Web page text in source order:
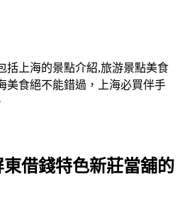
括上海的景點介紹,旅游景點美食
美食絕不能錯過，上海必買伴手
借錢特色新莊當舖的